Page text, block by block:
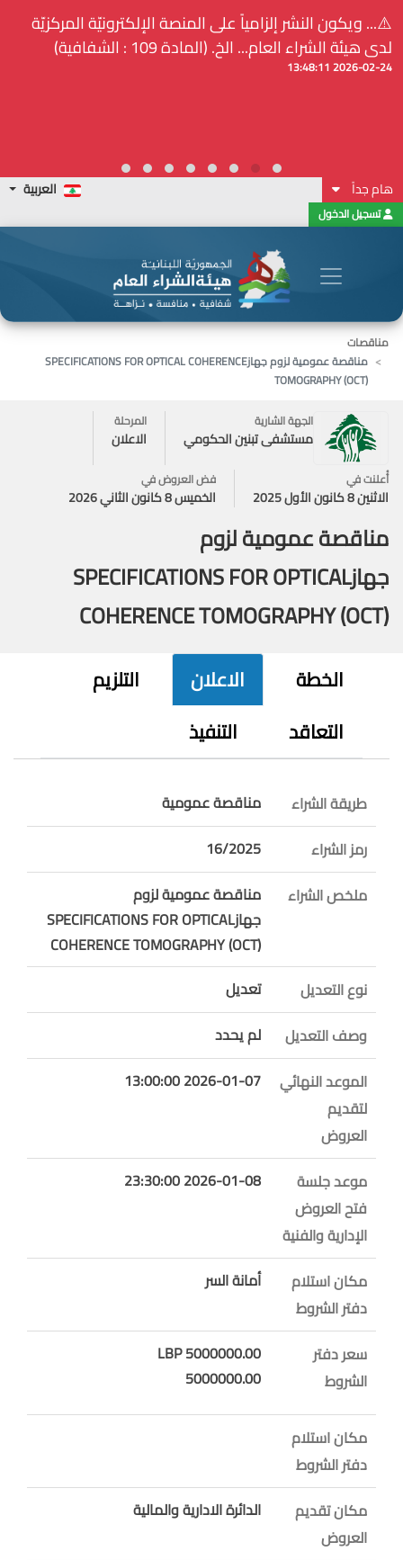
⚠️... ويكون النشر إلزامياً على المنصة الإلكترونيّة المركزيّة
لدى هيئة الشراء العام... الخ. (المادة 109 : الشفافية)
2026-02-24 13:48:11
هام جداً العربية
تسجيل الدخول
مناقصات
مناقصة عمومية لزوم جهازSPECIFICATIONS FOR OPTICAL COHERENCE
TOMOGRAPHY (OCT)
الجهة الشارية
مستشفى تبنين الحكومي
المرحلة
الاعلان
أُعلنت في
الاثنين 8 كانون الأول 2025
فض العروض في
الخميس 8 كانون الثاني 2026
مناقصة عمومية لزوم
جهازSPECIFICATIONS FOR OPTICAL
COHERENCE TOMOGRAPHY (OCT)
الخطة الاعلان
التلزيم
التعاقد
التنفيذ
طريقة الشراء
مناقصة عمومية
رمز الشراء
16/2025
ملخص الشراء
مناقصة عمومية لزوم
جهازSPECIFICATIONS FOR OPTICAL
COHERENCE TOMOGRAPHY (OCT)
نوع التعديل
تعديل
وصف التعديل
لم يحدد
الموعد النهائي
لتقديم
العروض
2026-01-07 13:00:00
موعد جلسة
فتح العروض
الإدارية والفنية
2026-01-08 23:30:00
مكان استلام
دفتر الشروط
أمانة السر
سعر دفتر
الشروط
5000000.00 LBP
5000000.00
مكان استلام
دفتر الشروط
مكان تقديم
العروض
الدائرة الادارية والمالية